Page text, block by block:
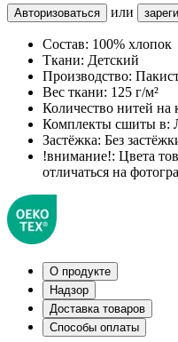
Авторизоваться или
Состав: 100% хлопок
Ткани: Детский
Производство:
Вес ткани: 125 г/м²
Количество нитей
Комплекты сшиты в:
Застёжка: Без
!внимание!: Цвета
отличаться на
О продукте
Надзор
Доставка товаров
Способы оплаты